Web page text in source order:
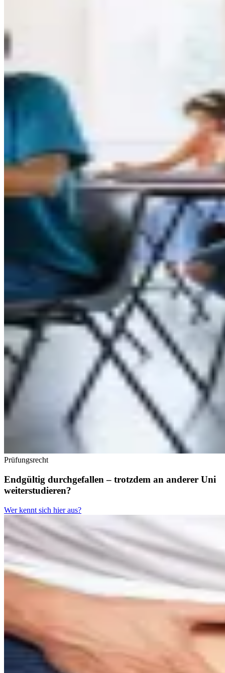
Prüfungsrecht
Endgültig durchgefallen – trotzdem an anderer Uni
weiterstudieren?
Wer kennt sich hier aus?